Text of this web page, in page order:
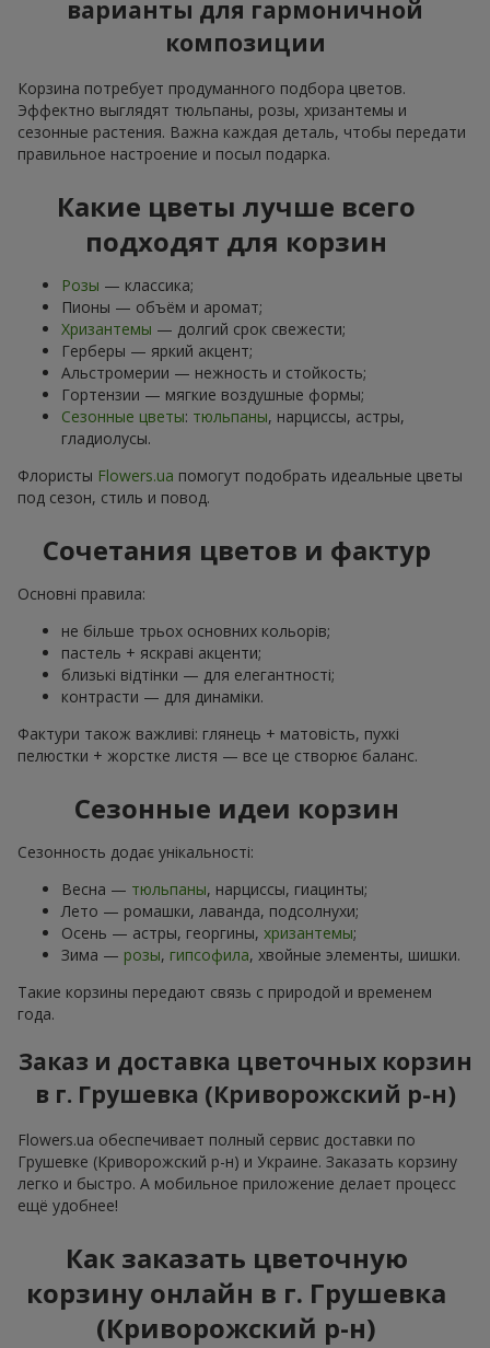
варианты для гармоничной
композиции
Корзина потребует продуманного подбора цветов.
Эффектно выглядят тюльпаны, розы, хризантемы и
сезонные растения. Важна каждая деталь, чтобы передати
правильное настроение и посыл подарка.
Какие цветы лучше всего
подходят для корзин
Розы — классика;
Пионы — объём и аромат;
Хризантемы — долгий срок свежести;
Герберы — яркий акцент;
Альстромерии — нежность и стойкость;
Гортензии — мягкие воздушные формы;
Сезонные цветы: тюльпаны, нарциссы, астры,
гладиолусы.
Флористы Flowers.ua помогут подобрать идеальные цветы
под сезон, стиль и повод.
Сочетания цветов и фактур
Основні правила:
не більше трьох основних кольорів;
пастель + яскраві акценти;
близькі відтінки — для елегантності;
контрасти — для динаміки.
Фактури також важливі: глянець + матовість, пухкі
пелюстки + жорстке листя — все це створює баланс.
Сезонные идеи корзин
Сезонность додає унікальності:
Весна — тюльпаны, нарциссы, гиацинты;
Лето — ромашки, лаванда, подсолнухи;
Осень — астры, георгины, хризантемы;
Зима — розы, гипсофила, хвойные элементы, шишки.
Такие корзины передают связь с природой и временем
года.
Заказ и доставка цветочных корзин
в г. Грушевка (Криворожский р-н)
Flowers.ua обеспечивает полный сервис доставки по
Грушевке (Криворожский р-н) и Украине. Заказать корзину
легко и быстро. А мобильное приложение делает процесс
ещё удобнее!
Как заказать цветочную
корзину онлайн в г. Грушевка
(Криворожский р-н)